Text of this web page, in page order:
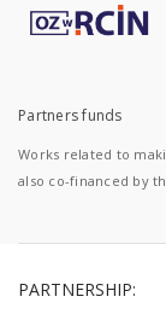
Partners funds
Works related to
also co-financed by
PARTNERSHIP: